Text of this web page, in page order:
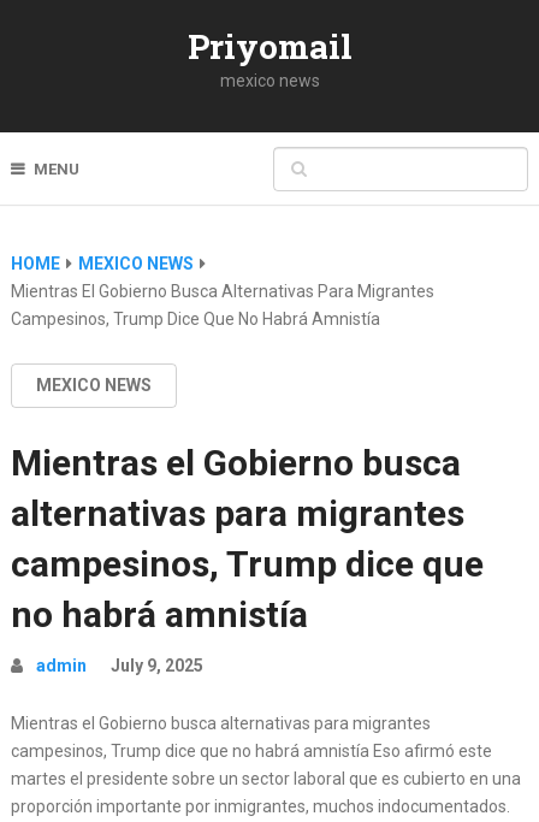
Priyomail
mexico news
MENU
HOME
MEXICO NEWS
Mientras El Gobierno Busca Alternativas Para Migrantes
Campesinos, Trump Dice Que No Habrá Amnistía
MEXICO NEWS
Mientras el Gobierno busca
alternativas para migrantes
campesinos, Trump dice que
no habrá amnistía
admin July 9, 2025
Mientras el Gobierno busca alternativas para migrantes
campesinos, Trump dice que no habrá amnistía Eso afirmó este
martes el presidente sobre un sector laboral que es cubierto en una
proporción importante por inmigrantes, muchos indocumentados.